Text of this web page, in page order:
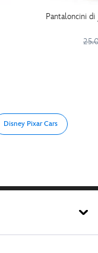
Pantaloncini di
Disney Pixar Cars